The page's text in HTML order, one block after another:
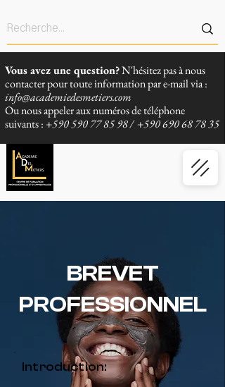
Vous avez une question?N'hésitez pas à nous
contacter pour toute information par e-mail via :
info@academiedesmetiers.com
Ou nous appeler aux numéros de téléphone
suivants : +590 590 77 85 98/+590 690 68 78 35
BREVET
PROFESSIONNEL
Introduction: